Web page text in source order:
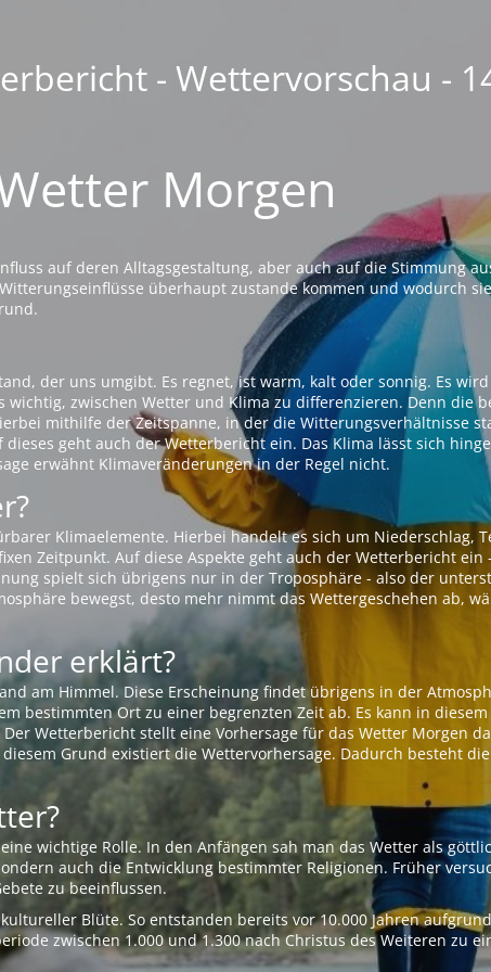
- Wettervorschau -
Morgen
auf deren Alltagsgestaltung, aber auch auf die Stimmung
überhaupt zustande kommen und wodurch
der uns umgibt. Es regnet, ist warm, kalt oder sonnig. Es
zwischen Wetter und Klima zu differenzieren. Denn die
mithilfe der Zeitspanne, in der die Witterungsverhältnisse
geht auch der Wetterbericht ein. Das Klima lässt sich
erwähnt Klimaveränderungen in der Regel nicht.
Klimaelemente. Hierbei handelt es sich um Niederschlag,
Zeitpunkt. Auf diese Aspekte geht auch der Wetterbericht ein
spielt sich übrigens nur in der Troposphäre - also der
bewegst, desto mehr nimmt das Wettergeschehen ab,
erklärt?
am Himmel. Diese Erscheinung findet übrigens in der
bestimmten Ort zu einer begrenzten Zeit ab. Es kann in diesem
Wetterbericht stellt eine Vorhersage für das Wetter Morgen
Grund existiert die Wettervorhersage. Dadurch besteht
wichtige Rolle. In den Anfängen sah man das Wetter als
auch die Entwicklung bestimmter Religionen. Früher
zu beeinflussen.
Blüte. So entstanden bereits vor 10.000 Jahren
zwischen 1.000 und 1.300 nach Christus des Weiteren zu